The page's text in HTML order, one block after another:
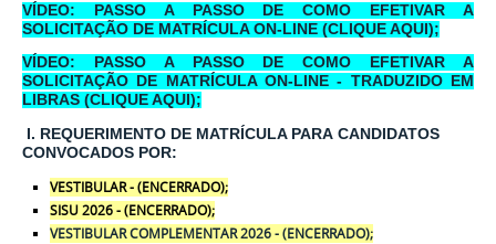
VÍDEO: PASSO A PASSO DE COMO EFETIVAR A
SOLICITAÇÃO DE MATRÍCULA ON-LINE (CLIQUE AQUI);
VÍDEO:
PASSO A PASSO DE COMO EFETIVAR A
SOLICITAÇÃO DE MATRÍCULA ON-LINE - TRADUZIDO EM
LIBRAS (CLIQUE AQUI);
I. REQUERIMENTO DE MATRÍCULA PARA CANDIDATOS
CONVOCADOS POR:
VESTIBULAR - (ENCERRADO);
SISU 2026 -(ENCERRADO);
VESTIBULAR COMPLEMENTAR 2026 - (ENCERRADO);